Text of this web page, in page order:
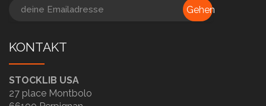
Gehen
KONTAKT
STOCKLIB USA
27 place Montbolo